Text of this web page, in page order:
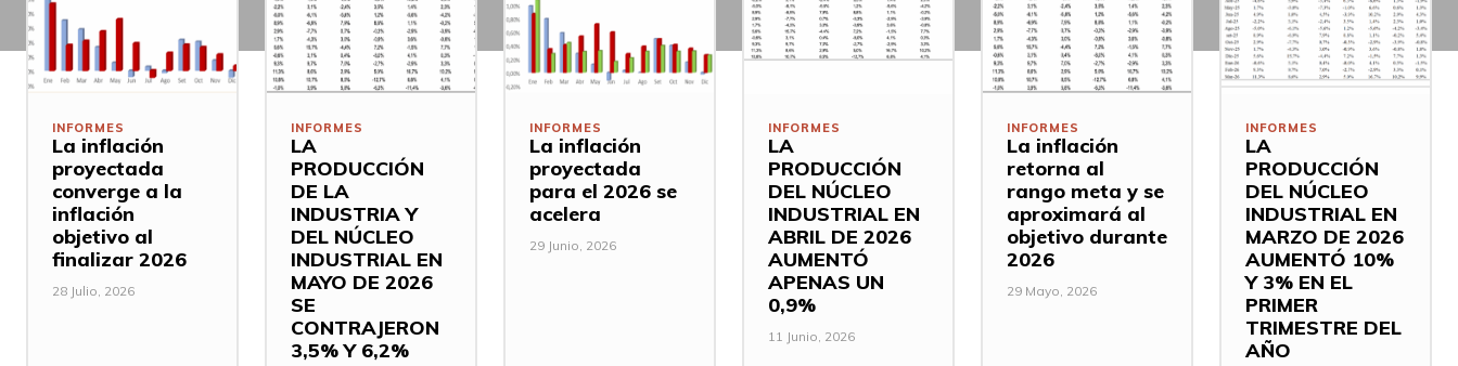
INFORMES
La inflación
proyectada
converge a la
inflación
objetivo al
finalizar 2026
28 Julio, 2026
INFORMES
LA
PRODUCCIÓN
DE LA
INDUSTRIA Y
DEL NÚCLEO
INDUSTRIAL EN
MAYO DE 2026
SE
CONTRAJERON
3,5% Y 6,2%
INFORMES
La inflación
proyectada
para el 2026 se
acelera
29 Junio, 2026
INFORMES
LA
PRODUCCIÓN
DEL NÚCLEO
INDUSTRIAL EN
ABRIL DE 2026
AUMENTÓ
APENAS UN
0,9%
11 Junio, 2026
INFORMES
La inflación
retorna al
rango meta y se
aproximará al
objetivo durante
2026
29 Mayo, 2026
INFORMES
LA
PRODUCCIÓN
DEL NÚCLEO
INDUSTRIAL EN
MARZO DE 2026
AUMENTÓ 10%
Y 3% EN EL
PRIMER
TRIMESTRE DEL
AÑO